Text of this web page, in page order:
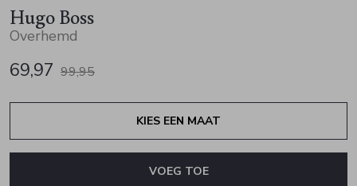
Hugo Boss
Overhemd
69,97 99,95
KIES EEN MAAT
VOEG TOE